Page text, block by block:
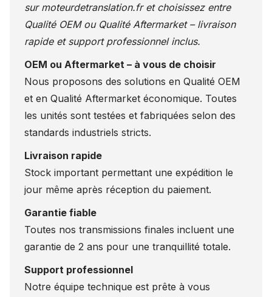
sur moteurdetranslation.fret choisissez entre
Qualité OEM ou Qualité Aftermarket – livraison
rapide et support professionnel inclus.
OEM ou Aftermarket – à vous de choisir
Nous proposons des solutions en Qualité OEM
et en Qualité Aftermarket économique. Toutes
les unités sont testées et fabriquées selon des
standards industriels stricts.
Livraison rapide
Stock important permettant une expédition le
jour même après réception du paiement.
Garantie fiable
Toutes nos transmissions finales incluent une
garantie de 2 ans pour une tranquillité totale.
Support professionnel
Notre équipe technique est prête à vous